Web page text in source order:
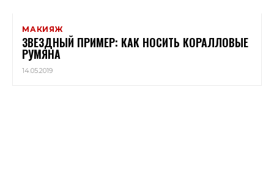
МАКИЯЖ
ЗВЕЗДНЫЙ ПРИМЕР: КАК НОСИТЬ КОРАЛЛОВЫЕ
РУМЯНА
14.05.2019